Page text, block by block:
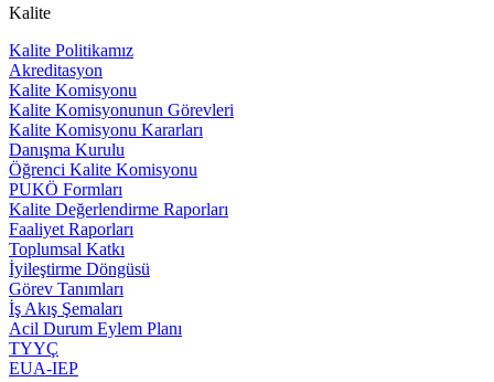
Kalite
Kalite Politikamız
Akreditasyon
Kalite Komisyonu
Kalite Komisyonunun Görevleri
Kalite Komisyonu Kararları
Danışma Kurulu
Öğrenci Kalite Komisyonu
PUKÖ Formları
Kalite Değerlendirme Raporları
Faaliyet Raporları
Toplumsal Katkı
İyileştirme Döngüsü
Görev Tanımları
İş Akış Şemaları
Acil Durum Eylem Planı
TYYÇ
EUA-IEP